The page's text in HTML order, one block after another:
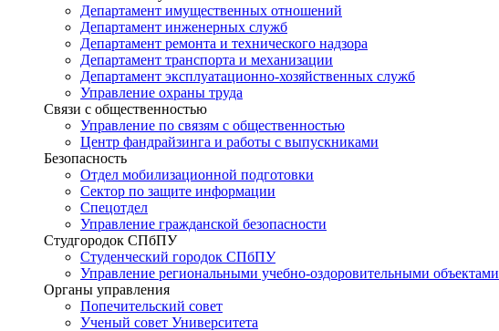
Департамент имущественных отношений
Департамент инженерных служб
Департамент ремонта и технического надзора
Департамент транспорта и механизации
Департамент эксплуатационно-хозяйственных служб
Управление охраны труда
Связи с общественностью
Управление по связям с общественностью
Центр фандрайзинга и работы с выпускниками
Безопасность
Отдел мобилизационной подготовки
Сектор по защите информации
Спецотдел
Управление гражданской безопасности
Студгородок СПбПУ
Студенческий городок СПбПУ
Управление региональными учебно-оздоровительными объектами
Органы управления
Попечительский совет
Ученый совет Университета